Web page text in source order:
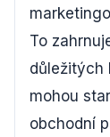
To
důležitých
mohou
obchodní